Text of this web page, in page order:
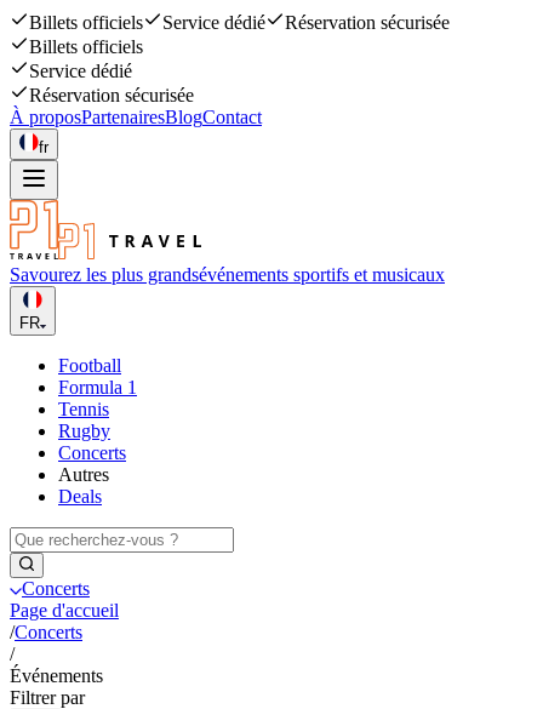
Billets officiels Service dédié
Réservation sécurisée
Billets officiels
Service dédié
Réservation sécurisée
À proposPartenairesBlogContact
fr
Savourez les plus grandsévénements sportifs et musicaux
FR
Football
Formula 1
Tennis
Rugby
Concerts
Autres
Deals
Concerts
Page d'accueil
/Concerts
/
Événements
Filtrer par